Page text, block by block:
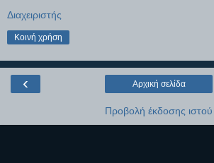
Διαχειριστής
Κοινή χρήση
‹ Αρχική σελίδα
Προβολή έκδοσης ιστού